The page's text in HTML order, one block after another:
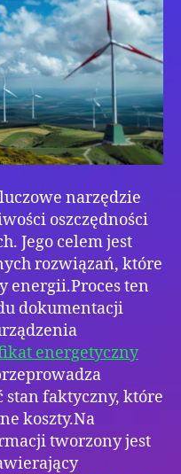
–
co
narzędzie
oszczędności
Jego celem jest
rozwiązań, które
energii.Proces ten
dokumentacji
energetyczny
faktyczny, które
koszty.Na
tworzony jest